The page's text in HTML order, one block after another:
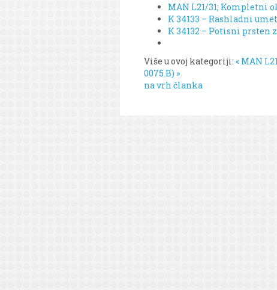
MAN L21/31; Kompletni
K 34133 – Rashladni
K 34132 – Potisni prsten
Više u ovoj kategoriji: « MAN
0075.B) »
na vrh članka